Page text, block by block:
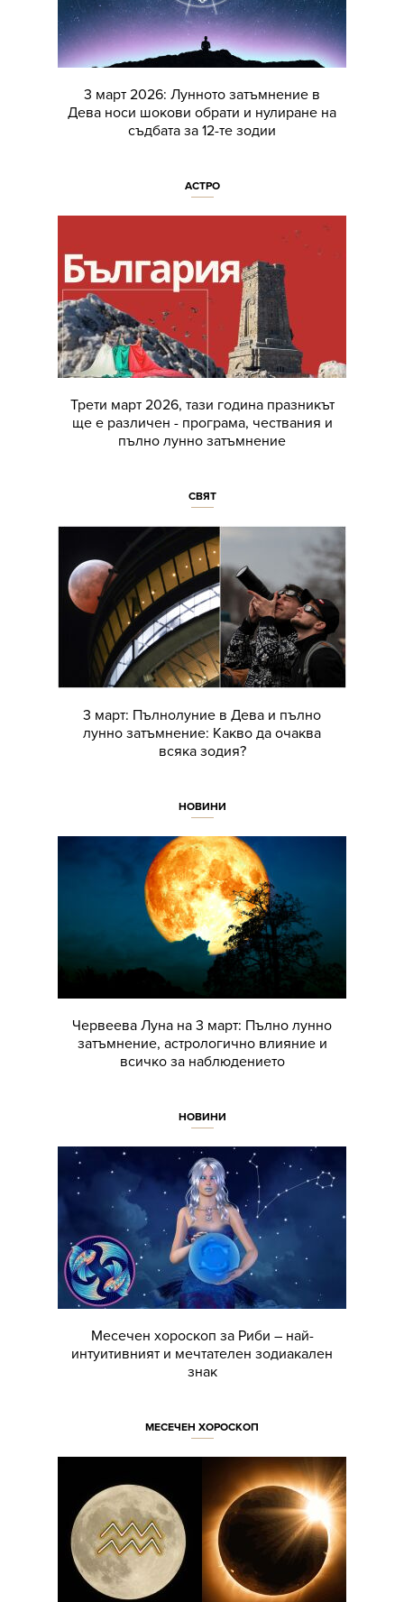
3 март 2026: Лунното затъмнение в
Дева носи шокови обрати и нулиране на
съдбата за 12-те зодии
АСТРО
Трети март 2026, тази година празникът
ще е различен - програма, чествания и
пълно лунно затъмнение
СВЯТ
3 март: Пълнолуние в Дева и пълно
лунно затъмнение: Какво да очаква
всяка зодия?
НОВИНИ
Червеева Луна на 3 март: Пълно лунно
затъмнение, астрологично влияние и
всичко за наблюдението
НОВИНИ
Месечен хороскоп за Риби – най-
интуитивният и мечтателен зодиакален
знак
МЕСЕЧЕН ХОРОСКОП